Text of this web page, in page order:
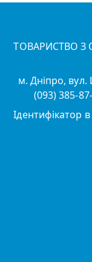
ТОВАРИСТВО
м. Дніпро,
(093) 385-
Ідентифікатор в